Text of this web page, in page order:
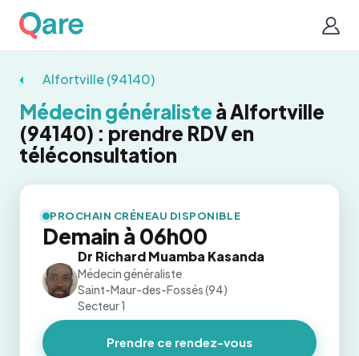
Alfortville (94140)
Médecin généraliste à Alfortville
(94140) : prendre RDV en
téléconsultation
PROCHAIN CRÉNEAU DISPONIBLE
Demain à 06h00
Dr Richard Muamba Kasanda
Médecin généraliste
Saint-Maur-des-Fossés (94)
Secteur 1
Prendre ce rendez-vous